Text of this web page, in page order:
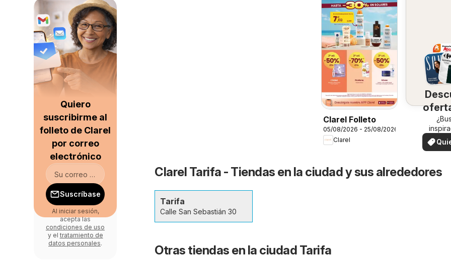
Clarel Folleto
05/08/2026 - 25/08/2026
Clarel
su
¡Vea
en su
ver
Clarel Tarifa - Tiendas en la ciudad y sus alrededores
Tarifa
Calle San Sebastián 30
Otras tiendas en la ciudad Tarifa
Quiero
suscribirme al
folleto de Clarel
por correo
electrónico
Suscríbase
Al iniciar sesión,
acepta las
condiciones de uso
y el tratamiento de
datos personales.